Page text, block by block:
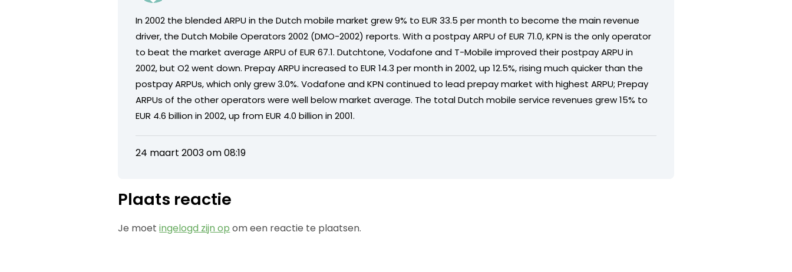
In 2002 the blended ARPU in the Dutch mobile market grew 9% to EUR 33.5 per month to become the main revenue
driver, the Dutch Mobile Operators 2002 (DMO-2002) reports. With a postpay ARPU of EUR 71.0, KPN is the only operator
to beat the market average ARPU of EUR 67.1. Dutchtone, Vodafone and T-Mobile improved their postpay ARPU in
2002, but O2 went down. Prepay ARPU increased to EUR 14.3 per month in 2002, up 12.5%, rising much quicker than the
postpay ARPUs, which only grew 3.0%. Vodafone and KPN continued to lead prepay market with highest ARPU; Prepay
ARPUs of the other operators were well below market average. The total Dutch mobile service revenues grew 15% to
EUR 4.6 billion in 2002, up from EUR 4.0 billion in 2001.
24 maart 2003 om 08:19
Plaats reactie
Je moetingelogd zijn op om een reactie te plaatsen.